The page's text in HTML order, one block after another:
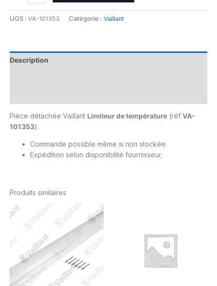
UGS : VA-101353 Catégorie : Vaillant
Description
Pièce détachée Vaillant Limiteur de température (réf VA-
101353).
Commande possible même si non stockée.
Expédition selon disponibilité fournisseur.
Produits similaires